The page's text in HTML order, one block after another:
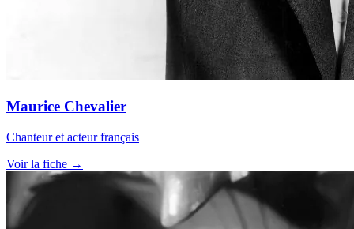
Maurice Chevalier
Chanteur et acteur français
Voir la fiche →